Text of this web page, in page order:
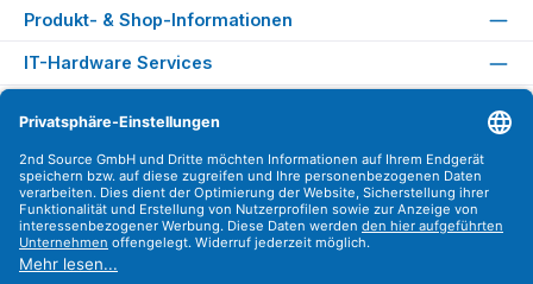
Produkt- & Shop-Informationen
IT-Hardware Services
Versandarten
Zahlungsarten
Sicher Einkaufen
Find us on